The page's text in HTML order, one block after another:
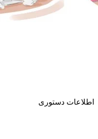
اطلاعات دستوری